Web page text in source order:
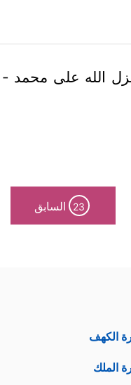
أنزل الله على
23 السابق
الكهف
الملك